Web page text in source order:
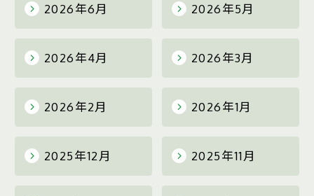
2026年6月 2026年5月
2026年4月 2026年3月
2026年2月 2026年1月
2025年12月 2025年11月